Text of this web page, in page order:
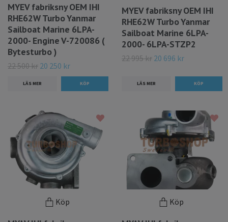
MYEV fabriksny OEM IHI
RHE62W Turbo Yanmar
Sailboat Marine 6LPA-
2000- Engine V-720086 (
Bytesturbo )
22 500 kr 20 250 kr
LÄS MER
MYEV fabriksny OEM IHI
RHE62W Turbo Yanmar
Sailboat Marine 6LPA-
2000- 6LPA-STZP2
22 995 kr 20 696 kr
LÄS MER
Köp Köp